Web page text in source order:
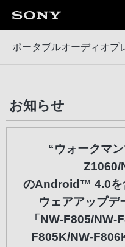
ポータブルオーディオプ
お知らせ
“ウォークマ
Z1060/
のAndroid™ 4.0を
ウェアアップデ
「NW-F805/
F805K/NW-